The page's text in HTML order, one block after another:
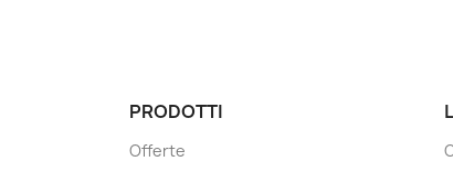
PRODOTTI
Offerte